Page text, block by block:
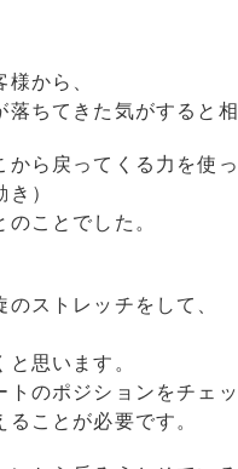
から、
ちてきた気がすると相
ら戻ってくる力を使
）
ことでした。
ストレッチをして、
思います。
のポジションをチェ
ことが必要です。